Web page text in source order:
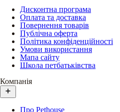
Дисконтна програма
Оплата та доставка
Повернення товарів
Публічна оферта
Політика конфіденційності
Умови використання
Мапа сайту
Школа петбатьківства
Компанія
Про Pethouse